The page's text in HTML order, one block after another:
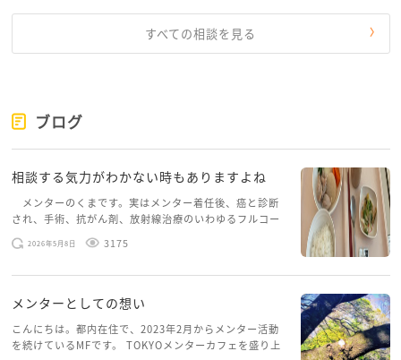
すべての相談を見る
ブログ
相談する気力がわかない時もありますよね
メンターのくまです。実はメンター着任後、癌と診断
され、手術、抗がん剤、放射線治療のいわゆるフルコー
スを体験していて、しばらくメンターカフェに来られて
いませんでした。体力だけでなく、気力も落ちパソコン
2026年5月8日 3175
メンターとしての想い
こんにちは。都内在住で、2023年2月からメンター活動
を続けているMFです。 TOKYOメンターカフェを盛り上